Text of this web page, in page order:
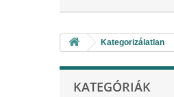
Kategorizálatlan
KATEGÓRIÁK